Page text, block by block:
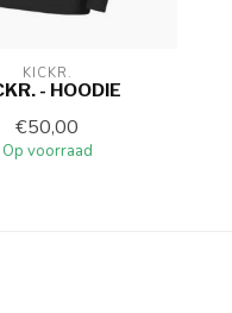
KICKR.
- HOODIE
€50,00
Op voorraad